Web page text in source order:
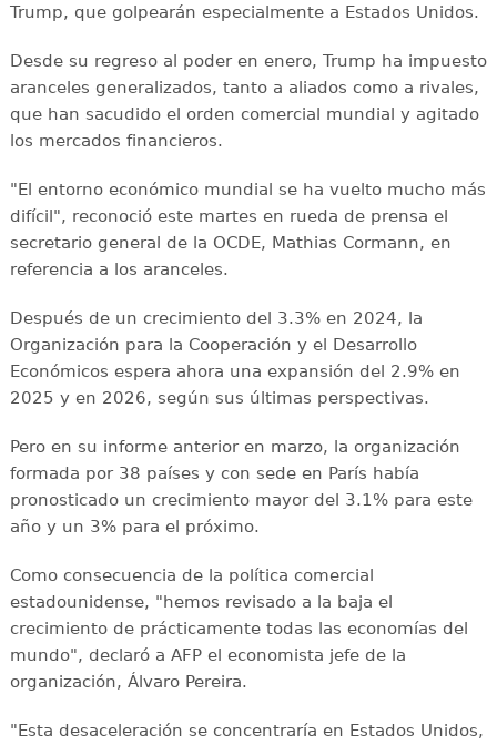
Trump, que golpearán especialmente a Estados Unidos.
Desde su regreso al poder en enero, Trump ha impuesto
aranceles generalizados, tanto a aliados como a rivales,
que han sacudido el orden comercial mundial y agitado
los mercados financieros.
"El entorno económico mundial se ha vuelto mucho más
difícil", reconoció este martes en rueda de prensa el
secretario general de la OCDE, Mathias Cormann, en
referencia a los aranceles.
Después de un crecimiento del 3.3% en 2024, la
Organización para la Cooperación y el Desarrollo
Económicos espera ahora una expansión del 2.9% en
2025 y en 2026, según sus últimas perspectivas.
Pero en su informe anterior en marzo, la organización
formada por 38 países y con sede en París había
pronosticado un crecimiento mayor del 3.1% para este
año y un 3% para el próximo.
Como consecuencia de la política comercial
estadounidense, "hemos revisado a la baja el
crecimiento de prácticamente todas las economías del
mundo", declaró a AFP el economista jefe de la
organización, Álvaro Pereira.
"Esta desaceleración se concentraría en Estados Unidos,